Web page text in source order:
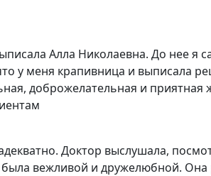
Алла Николаевна. До нее я
у меня крапивница и выписала
доброжелательная и
Доктор выслушала,
вежливой и дружелюбной.